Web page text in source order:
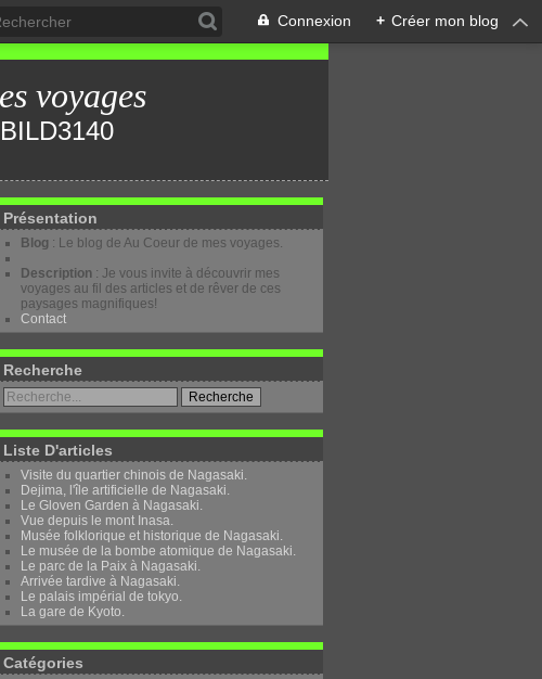
Connexion + Créer mon blog
voyages
Présentation
Blog : Le blog de Au Coeur de mes voyages.
Description : Je vous invite à découvrir mes
voyages au fil des articles et de rêver de ces
paysages magnifiques!
Contact
Recherche
Liste D'articles
Visite du quartier chinois de Nagasaki.
Dejima, l'île artificielle de Nagasaki.
Le Gloven Garden à Nagasaki.
Vue depuis le mont Inasa.
Musée folklorique et historique de Nagasaki.
Le musée de la bombe atomique de Nagasaki.
Le parc de la Paix à Nagasaki.
Arrivée tardive à Nagasaki.
Le palais impérial de tokyo.
La gare de Kyoto.
Catégories